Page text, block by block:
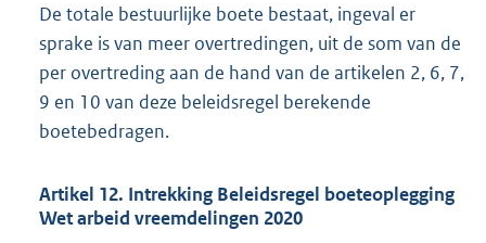
De totale bestuurlijke boete bestaat, ingeval er
sprake is van meer overtredingen, uit de som van de
per overtreding aan de hand van de artikelen 2, 6, 7,
9 en 10 van deze beleidsregel berekende
boetebedragen.
Artikel 12. Intrekking Beleidsregel boeteoplegging
Wet arbeid vreemdelingen 2020